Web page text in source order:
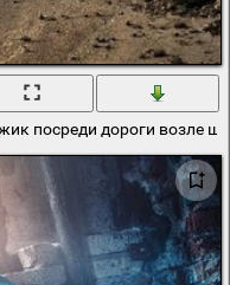
гоблин и дерево
посреди дороги возле